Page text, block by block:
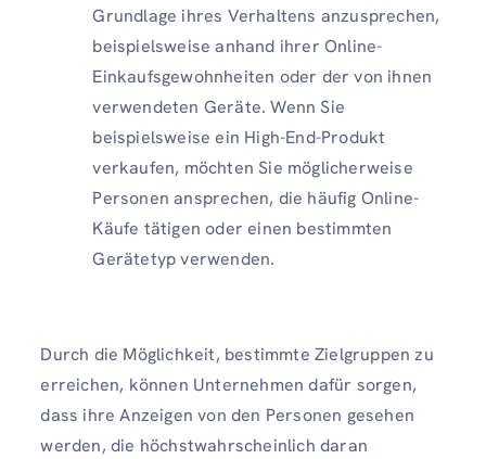
Grundlage ihres Verhaltens anzusprechen,
beispielsweise anhand ihrer Online-
Einkaufsgewohnheiten oder der von ihnen
verwendeten Geräte. Wenn Sie
beispielsweise ein High-End-Produkt
verkaufen, möchten Sie möglicherweise
Personen ansprechen, die häufig Online-
Käufe tätigen oder einen bestimmten
Gerätetyp verwenden.
Durch die Möglichkeit, bestimmte Zielgruppen zu
erreichen, können Unternehmen dafür sorgen,
dass ihre Anzeigen von den Personen gesehen
werden, die höchstwahrscheinlich daran